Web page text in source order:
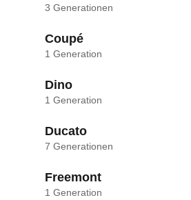
3 Generationen
Coupé
1 Generation
Dino
1 Generation
Ducato
7 Generationen
Freemont
1 Generation